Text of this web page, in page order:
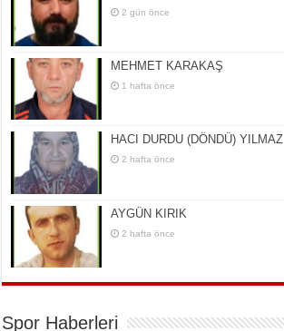
2 gün önce
MEHMET KARAKAŞ
1 hafta önce
HACI DURDU (DÖNDÜ) YILMAZ
2 hafta önce
AYGÜN KIRIK
2 hafta önce
Spor Haberleri